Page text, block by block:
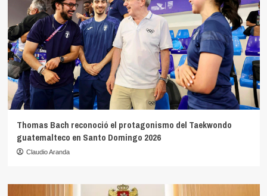
Thomas Bach reconoció el protagonismo del Taekwondo
guatemalteco en Santo Domingo 2026
Claudio Aranda